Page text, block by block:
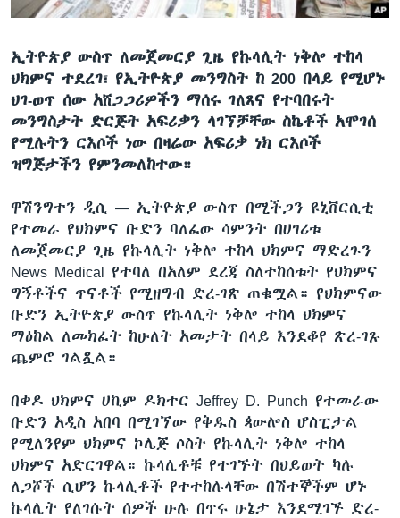
ቋንቋዎች
ኢትዮጵያ ውስጥ ለመጀመርያ ጊዜ የኩላሊት ነቅሎ ተከላ
ህክምና ተደረገ፣ የኢትዮጵያ መንግስት ከ 200 በላይ የሚሆኑ
ህገ-ወጥ ሰው አሸጋጋሪዎችን ማሰሩ ገለጸና የተባበሩት
መንግስታት ድርጅት አፍሪቃን ላገኘቻቸው ስኬቶች አሞገሰ
የሚሉትን ርእሶች ነው በዛሬው አፍሪቃ ነክ ርእሶች
ዝግጅታችን የምንመለከተው።
ዋሽንግተን ዲሲ — ኢትዮጵያ ውስጥ በሚችጋን ዩኒቨርሲቲ
የተመራ የህክምና ቡድን ባለፈው ሳምንት በሀገሪቱ
ለመጀመርያ ጊዜ የኩላሊት ነቅሎ ተከላ ህክምና ማድረጉን
News Medical የተባለ በአለም ደረጃ ስለተከሰቱት የህክምና
ግኝቶችና ጥናቶች የሚዘግብ ድረ-ገጽ ጠቁሟል። የህክምናው
ቡድን ኢትዮጵያ ውስጥ የኩላሊት ነቅሎ ተከላ ህክምና
ማዕከል ለመክፈት ከሁለት አመታት በላይ እንደቆየ ጽረ-ገጹ
ጨምሮ ገልጿል።
በቀዶ ህክምና ሀኪም ዶክተር Jeffrey D. Punch የተመራው
ቡድን አዲስ አበባ በሚገኘው የቅዱስ ጳውሎስ ሆስፒታል
የሚለንየም ህክምና ኮሌጅ ሶስት የኩላሊት ነቅሎ ተከላ
ህክምና አድርገዋል። ኩላሊቶቹ የተገኙት በህይወት ካሉ
ለጋሾች ሲሆን ኩላሊቶች የተተከሉላቸው በሽተኞችም ሆኑ
ኩላሊት የለገሱት ሰዎች ሁሉ በጥሩ ሁኔታ እንደሚገኙ ድረ-